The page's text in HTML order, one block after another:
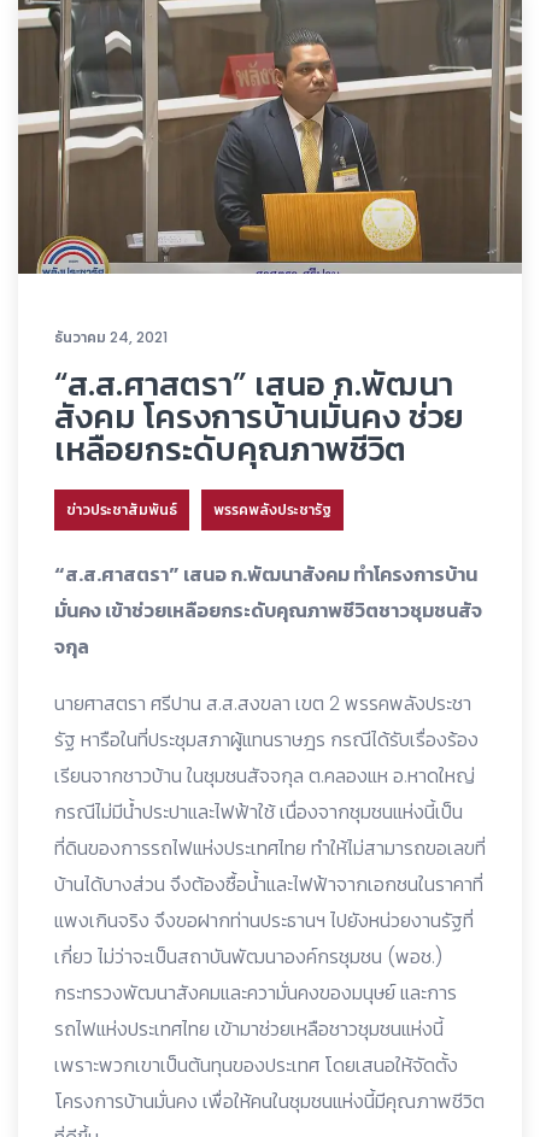
ธันวาคม 24, 2021
“ส.ส.ศาสตรา” เสนอ ก.พัฒนา
สังคม โครงการบ้านมั่นคง ช่วย
เหลือยกระดับคุณภาพชีวิต
ข่าวประชาสัมพันธ์ พรรคพลังประชารัฐ
“ส.ส.ศาสตรา” เสนอ ก.พัฒนาสังคม ทำโครงการบ้าน
มั่นคง เข้าช่วยเหลือยกระดับคุณภาพชีวิตชาวชุมชนสัจ
จกุล
นายศาสตรา ศรีปาน ส.ส.สงขลา เขต 2 พรรคพลังประชา
รัฐ หารือในที่ประชุมสภาผู้แทนราษฎร กรณีได้รับเรื่องร้อง
เรียนจากชาวบ้าน ในชุมชนสัจจกุล ต.คลองแห อ.หาดใหญ่
กรณีไม่มีน้ำประปาและไฟฟ้าใช้ เนื่องจากชุมชนแห่งนี้เป็น
ที่ดินของการรถไฟแห่งประเทศไทย ทำให้ไม่สามารถขอเลขที่
บ้านได้บางส่วน จึงต้องซื้อน้ำและไฟฟ้าจากเอกชนในราคาที่
แพงเกินจริง จึงขอฝากท่านประธานฯ ไปยังหน่วยงานรัฐที่
เกี่ยว ไม่ว่าจะเป็นสถาบันพัฒนาองค์กรชุมชน (พอช.)
กระทรวงพัฒนาสังคมและความั่นคงของมนุษย์ และการ
รถไฟแห่งประเทศไทย เข้ามาช่วยเหลือชาวชุมชนแห่งนี้
เพราะพวกเขาเป็นต้นทุนของประเทศ โดยเสนอให้จัดตั้ง
โครงการบ้านมั่นคง เพื่อให้คนในชุมชนแห่งนี้มีคุณภาพชีวิต